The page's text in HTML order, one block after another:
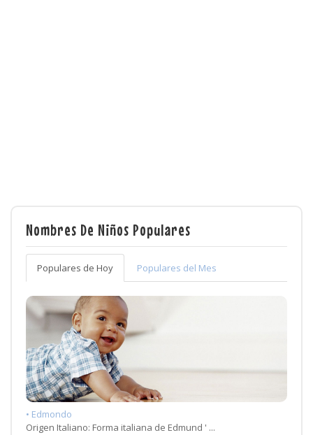
Nombres De Niños Populares
Populares de Hoy Populares del Mes
• Edmondo
Origen Italiano: Forma italiana de Edmund ' ...